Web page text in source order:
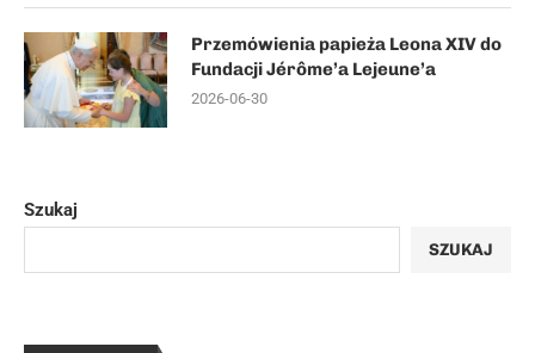
Przemówienia papieża Leona XIV do
Fundacji Jérôme’a Lejeune’a
2026-06-30
Szukaj
SZUKAJ